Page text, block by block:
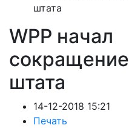
штата
WPP начал
сокращение
штата
14-12-2018 15:21
Печать